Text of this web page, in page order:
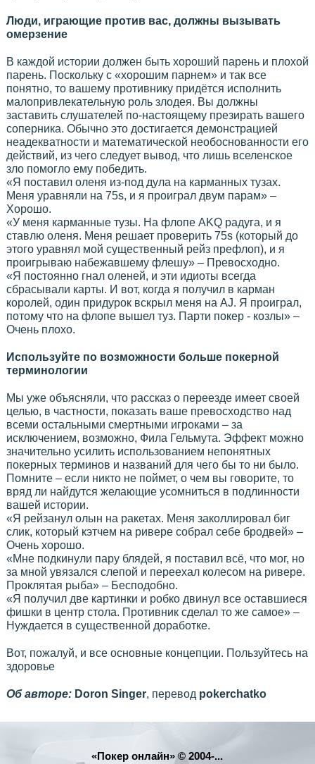
Люди, играющие против вас, должны вызывать
омерзение
В каждой истории должен быть хороший парень и плохой
парень. Поскольку с «хорошим парнем» и так все
понятно, то вашему противнику придётся исполнить
малопривлекательную роль злодея. Вы должны
заставить слушателей по-настоящему презирать вашего
соперника. Обычно это достигается демонстрацией
неадекватности и математической необоснованности его
действий, из чего следует вывод, что лишь вселенское
зло помогло ему победить.
«Я поставил оленя из-под дула на карманных тузах.
Меня уравняли на 75s, и я проиграл двум парам» –
Хорошо.
«У меня карманные тузы. На флопе AKQ радуга, и я
ставлю оленя. Меня решает проверить 75s (который до
этого уравнял мой существенный рейз префлоп), и я
проигрываю набежавшему флешу» – Превосходно.
«Я постоянно гнал оленей, и эти идиоты всегда
сбрасывали карты. И вот, когда я получил в карман
королей, один придурок вскрыл меня на AJ. Я проиграл,
потому что на флопе вышел туз. Парти покер - козлы» –
Очень плохо.
Используйте по возможности больше покерной
терминологии
Мы уже объясняли, что рассказ о переезде имеет своей
целью, в частности, показать ваше превосходство над
всеми остальными смертными игроками – за
исключением, возможно, Фила Гельмута. Эффект можно
значительно усилить использованием непонятных
покерных терминов и названий для чего бы то ни было.
Помните – если никто не поймет, о чем вы говорите, то
вряд ли найдутся желающие усомниться в подлинности
вашей истории.
«Я рейзанул олын на ракетах. Меня заколлировал биг
слик, который кэтчем на ривере собрал себе бродвей» –
Очень хорошо.
«Мне подкинули пару блядей, я поставил всё, что мог, но
за мной увязался слепой и переехал колесом на ривере.
Проклятая рыба» – Бесподобно.
«Я получил две картинки и робко двинул все оставшиеся
фишки в центр стола. Противник сделал то же самое» –
Нуждается в существенной доработке.
Вот, пожалуй, и все основные концепции. Пользуйтесь на
здоровье
Об авторе:Doron Singer, перевод pokerchatko
«Покер онлайн» © 2004-...